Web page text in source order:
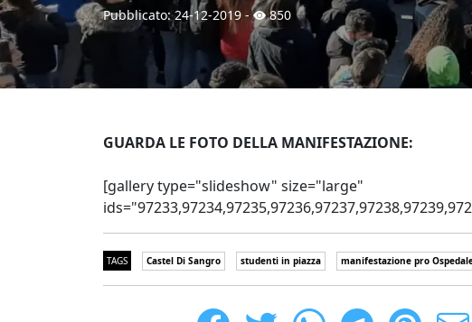
Pubblicato:24-12-2019 - 850
GUARDA LE FOTO DELLA MANIFESTAZIONE:
[gallery type="slideshow" size="large"
TAGS Castel Di Sangro studenti in piazza manifestazione pro